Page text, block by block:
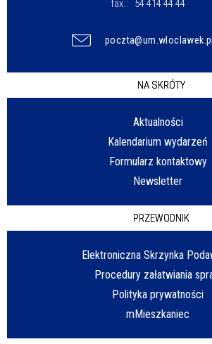
fax.:
54 414 44 44
poczta@um.wloclawek.pl
NA SKRÓTY
Aktualności
Kalendarium wydarzeń
Formularz kontaktowy
Newsletter
PRZEWODNIK
Elektroniczna Skrzynka
Procedury załatwiania
Polityka prywatności
mMieszkaniec